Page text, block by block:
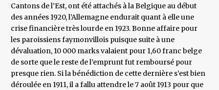
Cantons de l’Est, ont été attachés à la Belgique au début
des années 1920, l’Allemagne endurait quant à elle une
crise financière très lourde en 1923. Bonne affaire pour
les paroissiens faymonvillois puisque suite à une
dévaluation, 10 000 marks valaient pour 1,60 franc belge
de sorte que le reste de l’emprunt fut remboursé pour
presque rien. Si la bénédiction de cette dernière s’est bien
déroulée en 1911, il a fallu attendre le 7 août 1913 pour que